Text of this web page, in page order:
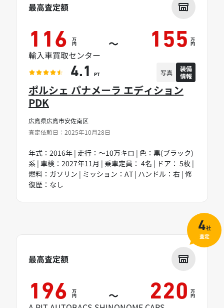
広島県広島市安佐南区
査定依頼日：2025年10月28日
ポルシェ パナメーラ エディション
PDK
年式：2016年 | 走行：～10万キロ | 色：黒(ブラック)
系 | 車検：2027年11月 | 乗車定員： 4名 | ドア： 5枚 |
燃料：ガソリン | ミッション：AT | ハンドル：右 | 修
復歴：なし
最高査定額
116 万
円 ～ 155 万
円
輸入車買取センター
4.1 PT 写真
装備
情報
最高査定額
196 万
円 ～ 220 万
円
4社
査定